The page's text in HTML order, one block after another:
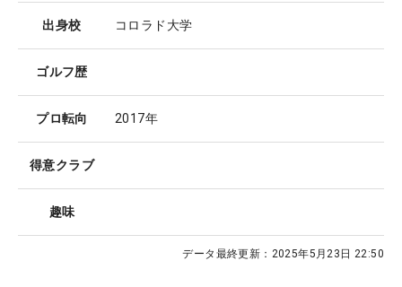
出身校 コロラド大学
ゴルフ歴
プロ転向 2017年
得意クラブ
趣味
データ最終更新： 2025年5月23日 22:50